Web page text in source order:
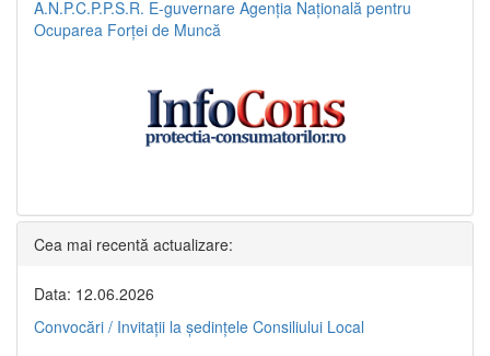
A.N.P.C.P.P.S.R. E-guvernare Agenția Națională pentru
Ocuparea Forței de Muncă
Cea mai recentă actualizare:
Data: 12.06.2026
Convocări / Invitaţii la şedinţele Consiliului Local